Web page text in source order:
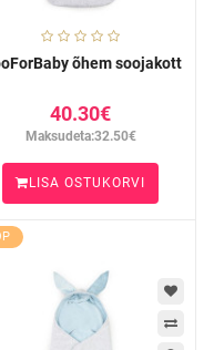
õhem soojakott
40.30€
Maksudeta:32.50€
LISA OSTUKORVI